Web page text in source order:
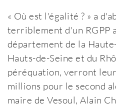
« Où est l'égalité ? » a
terriblement d'un RGPP
département de la
Hauts-de-Seine et du
péréquation, verront
millions pour le second
maire de Vesoul, Alain